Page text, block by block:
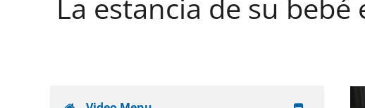
navigation
content
La estancia de su bebé